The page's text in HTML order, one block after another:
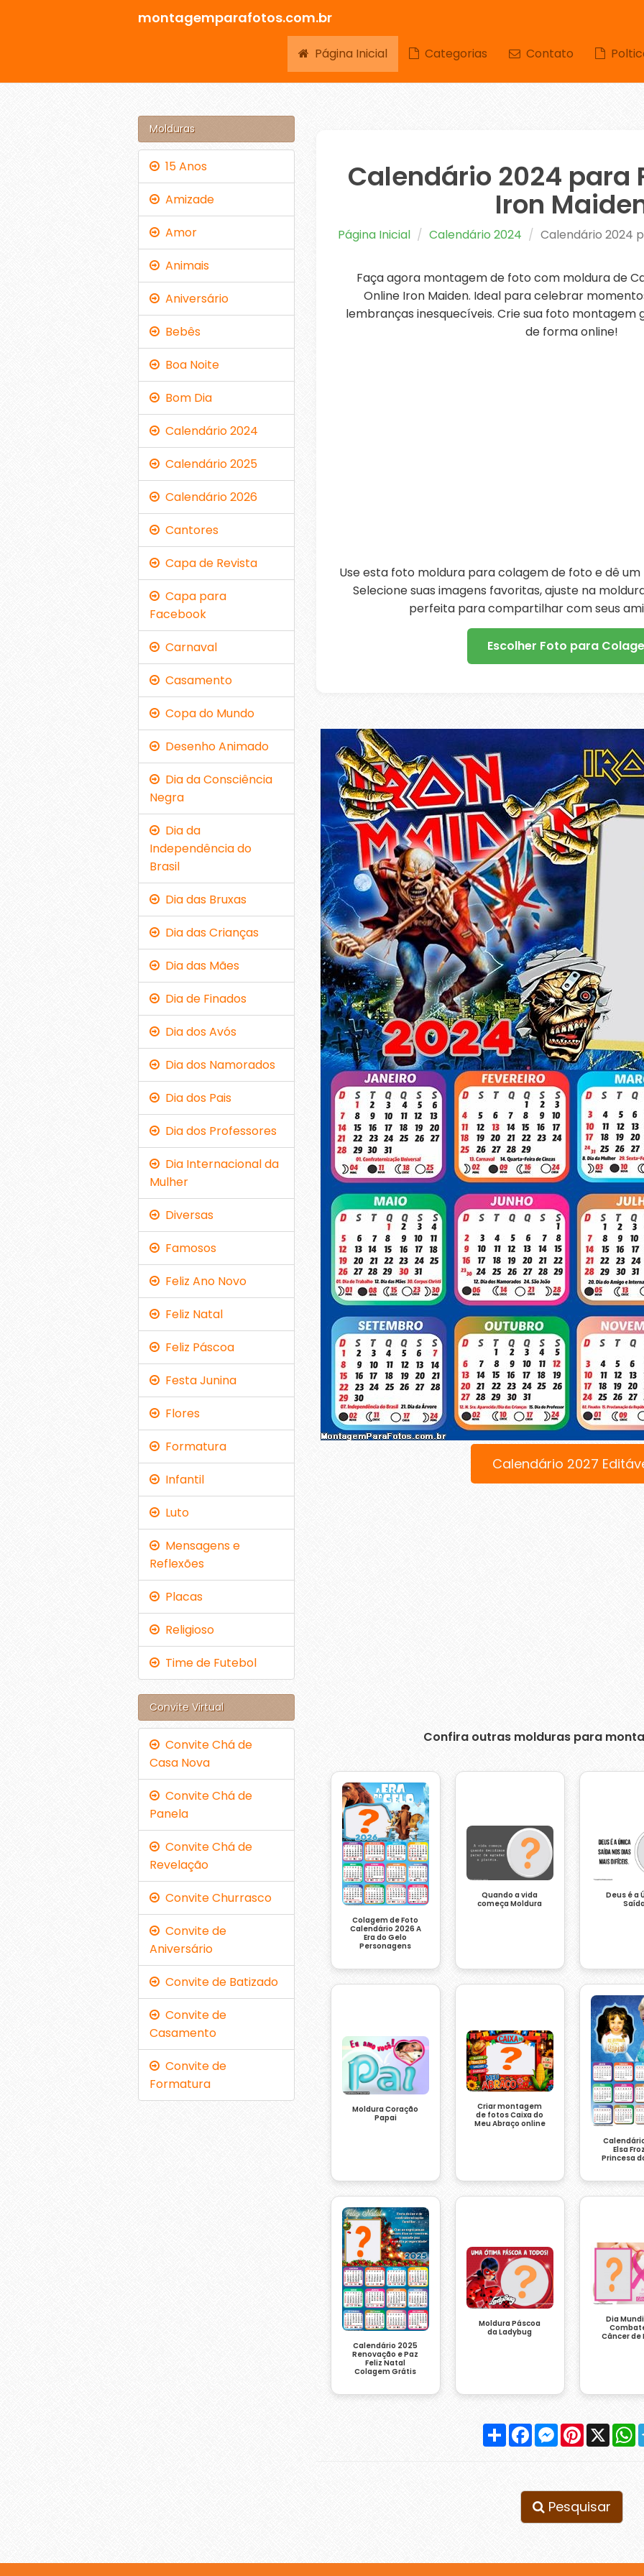
montagemparafotos.com.br
Página Inicial Categorias Contato
Calendário 2024 para
Iron
Página Inicial Calendário 2024 Calendário 2024
Faça agora montagem de foto com moldura de
Online Iron Maiden. Ideal para celebrar
lembranças inesquecíveis. Crie sua foto montagem
de forma online!
Use esta foto moldura para colagem de foto e dê um
Selecione suas imagens favoritas, ajuste na
perfeita para compartilhar com seus
Escolher Foto para
Calendário 2027
Confira outras molduras para
Colagem de Foto
Calendário 2026 A
Era do Gelo
Personagens
Quando a vida
começa Moldura
Deus é a
Moldura Coração
Papai
Criar montagem
de fotos Caixa do
Meu Abraço online
Elsa
Princesa
Calendário 2025
Renovação e Paz
Feliz Natal
Colagem Grátis
Moldura Páscoa
da Ladybug
Dia
Câncer de
Compartilhar
FacebookMessenger
Pinterest
X
Pesquisar
Molduras
15 Anos
Amizade
Amor
Animais
Aniversário
Bebês
Boa Noite
Bom Dia
Calendário 2024
Calendário 2025
Calendário 2026
Cantores
Capa de Revista
Capa para
Facebook
Carnaval
Casamento
Copa do Mundo
Desenho Animado
Dia da Consciência
Negra
Dia da
Independência do
Brasil
Dia das Bruxas
Dia das Crianças
Dia das Mães
Dia de Finados
Dia dos Avós
Dia dos Namorados
Dia dos Pais
Dia dos Professores
Dia Internacional da
Mulher
Diversas
Famosos
Feliz Ano Novo
Feliz Natal
Feliz Páscoa
Festa Junina
Flores
Formatura
Infantil
Luto
Mensagens e
Reflexões
Placas
Religioso
Time de Futebol
Convite Virtual
Convite Chá de
Casa Nova
Convite Chá de
Panela
Convite Chá de
Revelação
Convite Churrasco
Convite de
Aniversário
Convite de Batizado
Convite de
Casamento
Convite de
Formatura